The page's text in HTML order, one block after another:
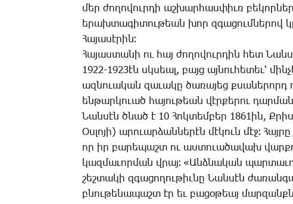
մեր ժո­ղո­վուր­դի աշ­խար­հաս­փիւռ
ե­րախ­տա­գի­տու­թեան խոր զգա­ցում­նե­րով
­Հա­յա­սէ­րին։
­Հա­յաս­տա­նի ու հայ ժո­ղո­վուր­դին հետ
1922-1923էն սկսեալ, բայց այ­նու­հե­տեւ՝
ազ­նո­ւա­կան զա­ւա­կը ծա­ռա­յեց
են­թար­կո­ւած հա­յու­թեան վէր­քե­րու
­Նան­սէն ծնած է 10 ­Հոկ­տեմ­բեր 1861ին,
Օս­լո­յի) ա­րո­ւար­ձան­նե­րէն մէ­կուն մէջ։
որ իր բա­րե­պաշտ ու աս­տո­ւա­ծա­վախ
կազ­մա­ւոր­ման վրայ։ «Անձ­նա­կան
շեշ­տա­կի զգա­ցո­ղու­թիւ­նը ­Նան­սէն
բնու­թե­նա­պաշտ էր եւ բա­ցօ­թեայ